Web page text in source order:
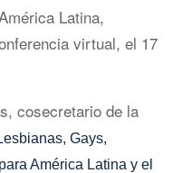
Latina,
virtual, el 17
cosecretario de la
Gays,
América Latina y el